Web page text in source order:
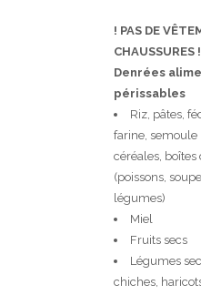
! PAS DE
CHAUSSURES !
Denrées
périssables
Riz, pâtes,
farine, semoule
céréales, boîtes
(poissons,
légumes)
Miel
Fruits secs
Légumes
chiches,